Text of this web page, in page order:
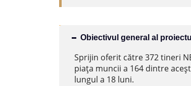
Obiectivul general al
Sprijin oferit către 372 tineri
piața muncii a 164 dintre
lungul a 18 luni.